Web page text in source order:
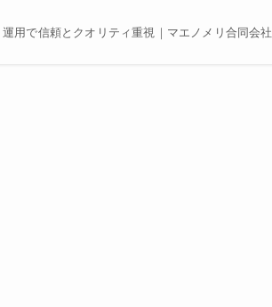
用で信頼とクオリティ重視｜マエノメリ合同会社